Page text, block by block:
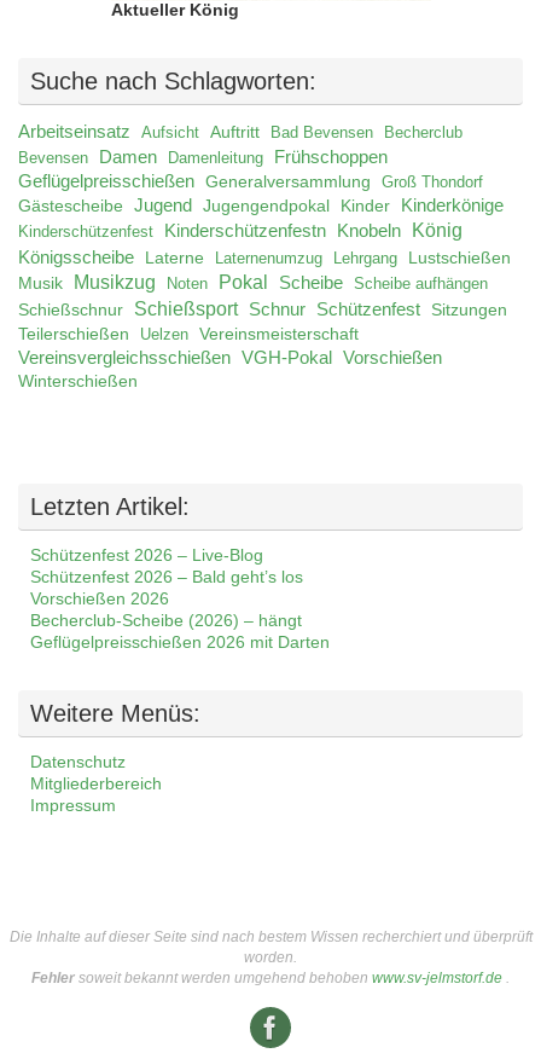
Aktueller König
Suche nach Schlagworten:
Arbeitseinsatz Aufsicht Auftritt Bad Bevensen
Becherclub
Bevensen
Damen Damenleitung Frühschoppen
Geflügelpreisschießen Generalversammlung
Groß Thondorf
Gästescheibe
Jugend Jugengendpokal Kinder Kinderkönige
Kinderschützenfest Kinderschützenfestn Knobeln
König
Königsscheibe
Laterne Laternenumzug Lehrgang
Lustschießen
Musik
Musikzug Noten Pokal Scheibe Scheibe aufhängen
Schießschnur
Schießsport Schnur Schützenfest Sitzungen
Teilerschießen Uelzen Vereinsmeisterschaft
Vereinsvergleichsschießen VGH-Pokal
Vorschießen
Winterschießen
Letzten Artikel:
Schützenfest 2026 – Live-Blog
Schützenfest 2026 – Bald geht’s los
Vorschießen 2026
Becherclub-Scheibe (2026) – hängt
Geflügelpreisschießen 2026 mit Darten
Weitere Menüs:
Datenschutz
Mitgliederbereich
Impressum
Die Inhalte auf dieser Seite sind nach bestem Wissen recherchiert und überprüft
worden.
Fehler soweit bekannt werden umgehend behoben www.sv-jelmstorf.de .